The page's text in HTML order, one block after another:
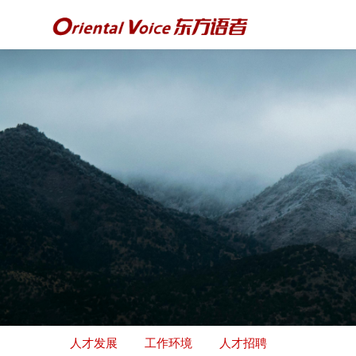
人才发展 工作环境 人才招聘